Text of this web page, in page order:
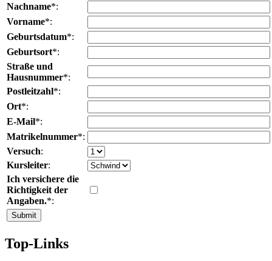
Nachname*:
Vorname*:
Geburtsdatum*:
Geburtsort*:
Straße und
Hausnummer*:
Postleitzahl*:
Ort*:
E-Mail*:
Matrikelnummer*:
Versuch:
Kursleiter:
Ich versichere die
Richtigkeit der
Angaben.*:
Top-Links